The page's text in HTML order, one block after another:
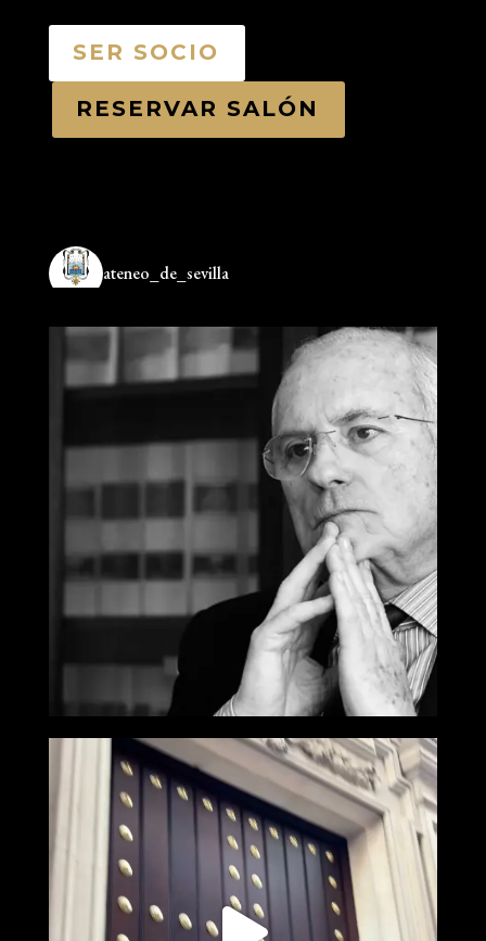
SER SOCIO
RESERVAR SALÓN
ateneo_de_sevilla